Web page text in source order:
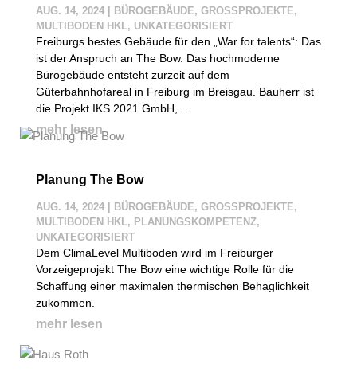
AUG. 14, 2024| BÜROGEBÄUDE, GROSSPROJEKTE
,
MULTIBODEN HKL, UNKATEGORISIERT
Freiburgs bestes Gebäude für den „War for talents“: Das
ist der Anspruch an The Bow. Das hochmoderne
Bürogebäude entsteht zurzeit auf dem
Güterbahnhofareal in Freiburg im Breisgau. Bauherr ist
die Projekt IKS 2021 GmbH,….
mehr lesen
Planung The Bow
AUG. 14, 2024| BÜROGEBÄUDE, GROSSPROJEKTE
,
MULTIBODEN HKL, PLANUNGSKOMPETENZ,
UNKATEGORISIERT
Dem ClimaLevel Multiboden wird im Freiburger
Vorzeigeprojekt The Bow eine wichtige Rolle für die
Schaffung einer maximalen thermischen Behaglichkeit
zukommen.
mehr lesen